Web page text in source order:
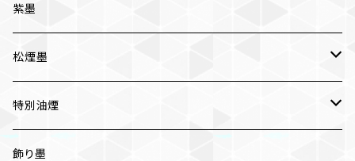
一般実用
紫墨
松煙墨
いきまつ
おちまつ
特別油煙
椿油煙墨
飾り墨